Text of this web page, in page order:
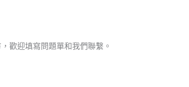
歡迎填寫問題單和我們聯繫。